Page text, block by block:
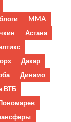
MMA
Астана
Дакар
Динамо
ВТБ